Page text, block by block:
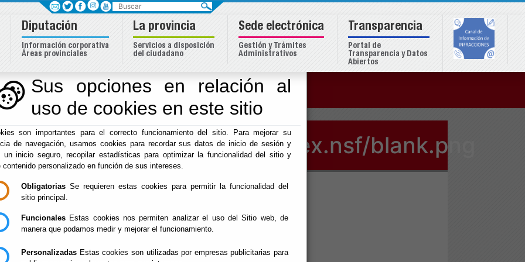
Sus opciones en relación al
uso de cookies en este sitio
son importantes para el correcto funcionamiento del sitio. Para mejorar su
de navegación, usamos cookies para recordar sus datos de inicio de sesión y
un inicio seguro, recopilar estadísticas para optimizar la funcionalidad del sitio y
contenido personalizado en función de sus intereses.
Obligatorias Se requieren estas cookies para permitir la funcionalidad del
sitio principal.
Funcionales Estas cookies nos permiten analizar el uso del Sitio web, de
manera que podamos medir y mejorar el funcionamiento.
Personalizadas Estas cookies son utilizadas por empresas publicitarias para
Almeriense
Inicio - Cultura y Cine -
/Servicios/cmsdipro/index.nsf/blank.png
Escuchar
Buscar
Diputación
Información corporativa
Áreas provinciales
La provincia
Servicios a disposición
del ciudadano
Sede electrónica
Gestión y Trámites
Administrativos
Transparencia
Portal de
Transparencia y Datos
Abiertos